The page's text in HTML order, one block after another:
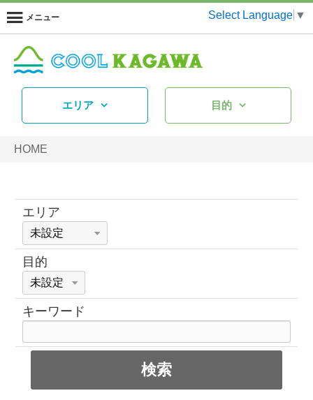
メニュー Select Language ▼
エリア 目的
HOME
エリア
目的
キーワード